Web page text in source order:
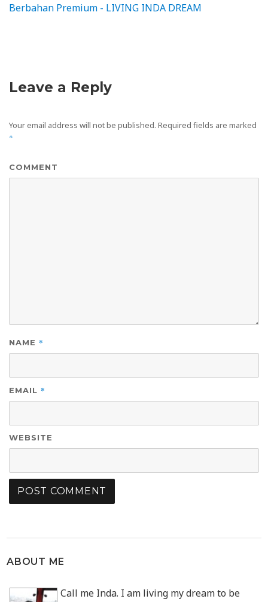
Berbahan Premium - LIVING INDA DREAM
Leave a Reply
Your email address will not be published. Required fields are marked
*
COMMENT
NAME *
EMAIL *
WEBSITE
ABOUT ME
Call me Inda. I am living my dream to be